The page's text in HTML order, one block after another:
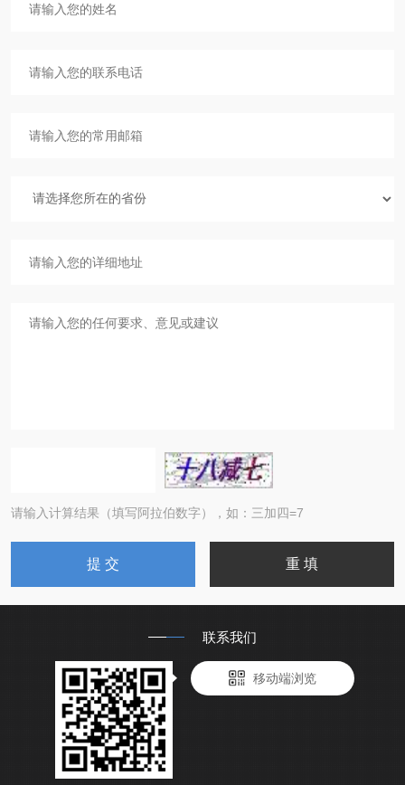
请输入计算结果（填写阿拉伯数字），如：三加四=7
联系我们
移动端浏览